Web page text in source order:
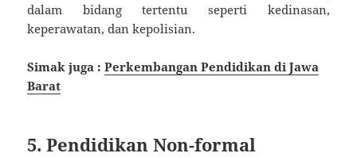
dalam bidang tertentu seperti kedinasan,
keperawatan, dan kepolisian.
Simak juga :Perkembangan Pendidikan di Jawa
Barat
5. Pendidikan Non-formal